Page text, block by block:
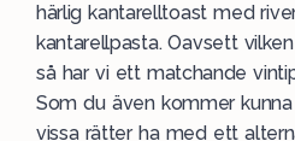
härlig kantarelltoast med
kantarellpasta. Oavsett
så har vi ett matchande
Som du även kommer
vissa rätter ha med ett